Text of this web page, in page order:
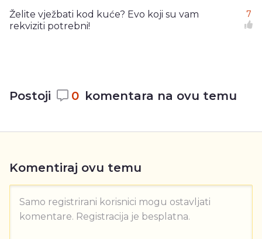
Želite vježbati kod kuće? Evo koji su vam
rekviziti potrebni!
7
Postoji 0 komentara na ovu temu
Komentiraj ovu temu
Samo registrirani korisnici mogu ostavljati
komentare. Registracija je besplatna.